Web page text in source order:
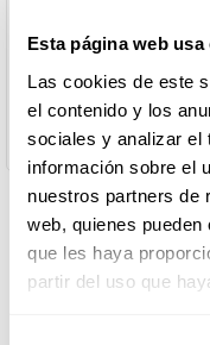
Esta página web usa
Las cookies de este
el contenido y los
sociales y analizar el
información sobre el
nuestros partners de
web, quienes
que les haya
partir del uso que
BEBIDAS
DROGUERÍA
Y LIMPIEZA
PERFUMERÍA
E HIGIENE
España
Av. de Andalucia 1 -
Cantidad neta:
1.5 lt
Productos